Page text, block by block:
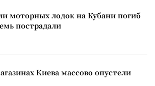
моторных лодок на Кубани погиб
пострадали
Киева массово опустели